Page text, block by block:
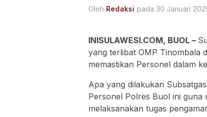
Oleh Redaksi pada 30 Januari
INISULAWESI.COM, BUOL –
yang terlibat OMP Tinombala
memastikan Personel dalam
Apa yang dilakukan
Personel Polres Buol ini guna
melaksanakan tugas